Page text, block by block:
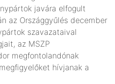
javára elfogult
az Országgyűlés december
szavazataival
az MSZP
megfontolandónak
hívjanak a